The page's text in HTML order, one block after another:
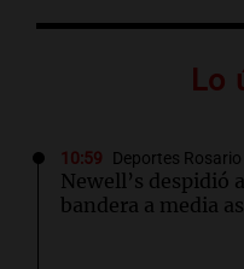
Lo
10:59 Deportes Rosario
Newell’s despidió
bandera a media